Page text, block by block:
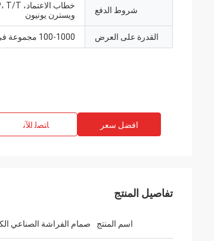
شروط الدفع
ويسترن يونيون
القدرة على العرض 100-1000 مجموعة في الأسبوع
افضل سعر ﺎﺘﺼﻟ ﺍﻶﻧ
تفاصيل المنتج
اسم المنتج صمام الفراشة الصناعي